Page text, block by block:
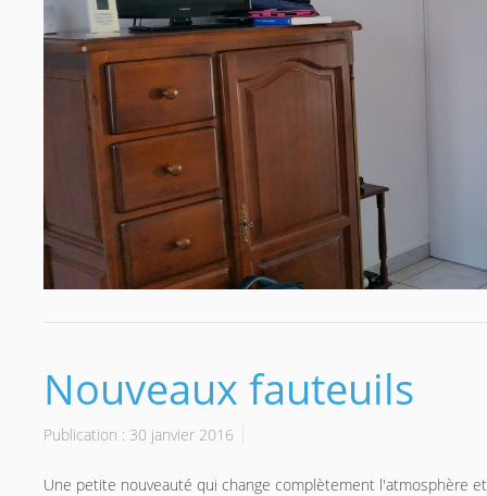
Nouveaux fauteuils
Publication : 30 janvier 2016
Une petite nouveauté qui change complètement l'atmosphère